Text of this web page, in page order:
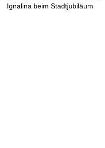
Ignalina beim Stadtjubiläum